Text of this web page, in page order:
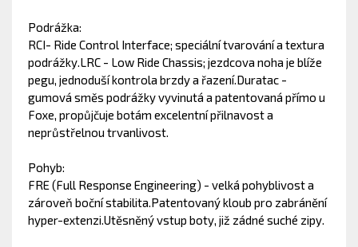
Podrážka:
RCI- Ride Control Interface; speciální tvarování a textura
podrážky.LRC - Low Ride Chassis; jezdcova noha je blíže
pegu, jednoduší kontrola brzdy a řazení.Duratac -
gumová směs podrážky vyvinutá a patentovaná přímo u
Foxe, propůjčuje botám excelentní přilnavost a
neprůstřelnou trvanlivost.
Pohyb:
FRE (Full Response Engineering) - velká pohyblivost a
zároveň boční stabilita.Patentovaný kloub pro zabránění
hyper-extenzi.Utěsněný vstup boty, již zádné suché zipy.